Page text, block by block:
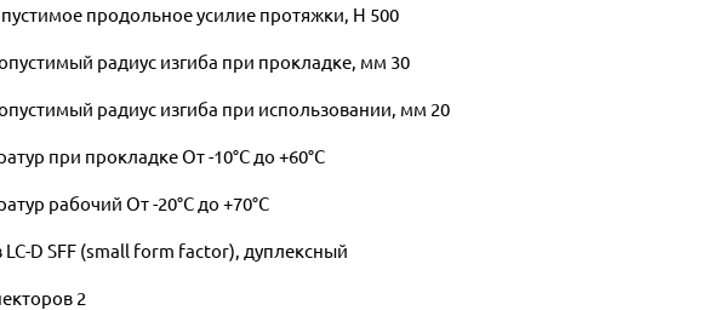
продольное усилие протяжки, Н 500
радиус изгиба при прокладке, мм 30
радиус изгиба при использовании, мм 20
при прокладке От -10°С до +60°С
рабочий От -20°С до +70°С
D SFF (small form factor), дуплексный
2